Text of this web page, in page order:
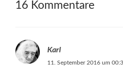
16 Kommentare
Karl
11. September 2016 um